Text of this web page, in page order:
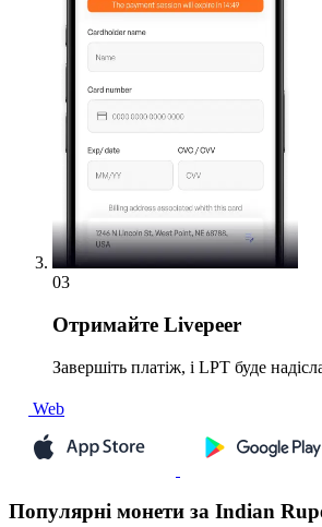
03
Отримайте Livepeer
Завершіть платіж, і LPT буде
Web
Популярні монети за Indian